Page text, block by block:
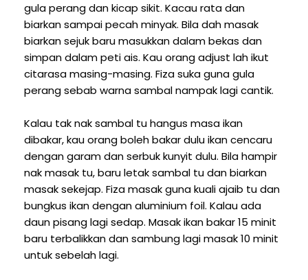
gula perang dan kicap sikit. Kacau rata dan
biarkan sampai pecah minyak. Bila dah masak
biarkan sejuk baru masukkan dalam bekas dan
simpan dalam peti ais. Kau orang adjust lah ikut
citarasa masing-masing. Fiza suka guna gula
perang sebab warna sambal nampak lagi cantik.
Kalau tak nak sambal tu hangus masa ikan
dibakar, kau orang boleh bakar dulu ikan cencaru
dengan garam dan serbuk kunyit dulu. Bila hampir
nak masak tu, baru letak sambal tu dan biarkan
masak sekejap. Fiza masak guna kuali ajaib tu dan
bungkus ikan dengan aluminium foil. Kalau ada
daun pisang lagi sedap. Masak ikan bakar 15 minit
baru terbalikkan dan sambung lagi masak 10 minit
untuk sebelah lagi.